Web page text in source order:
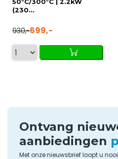
50°C/300°C | 2.2kW
(230...
930,-699,-
Ontvang
aanbiedingen
Met onze nieuwsbrief loopt u